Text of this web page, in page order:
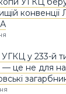
конвенції
УГКЦ у 233-й
це не для